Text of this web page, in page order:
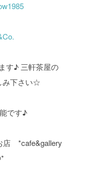
す♪ 三軒茶屋の
み下さい☆
です♪
店 *cafe&gallery